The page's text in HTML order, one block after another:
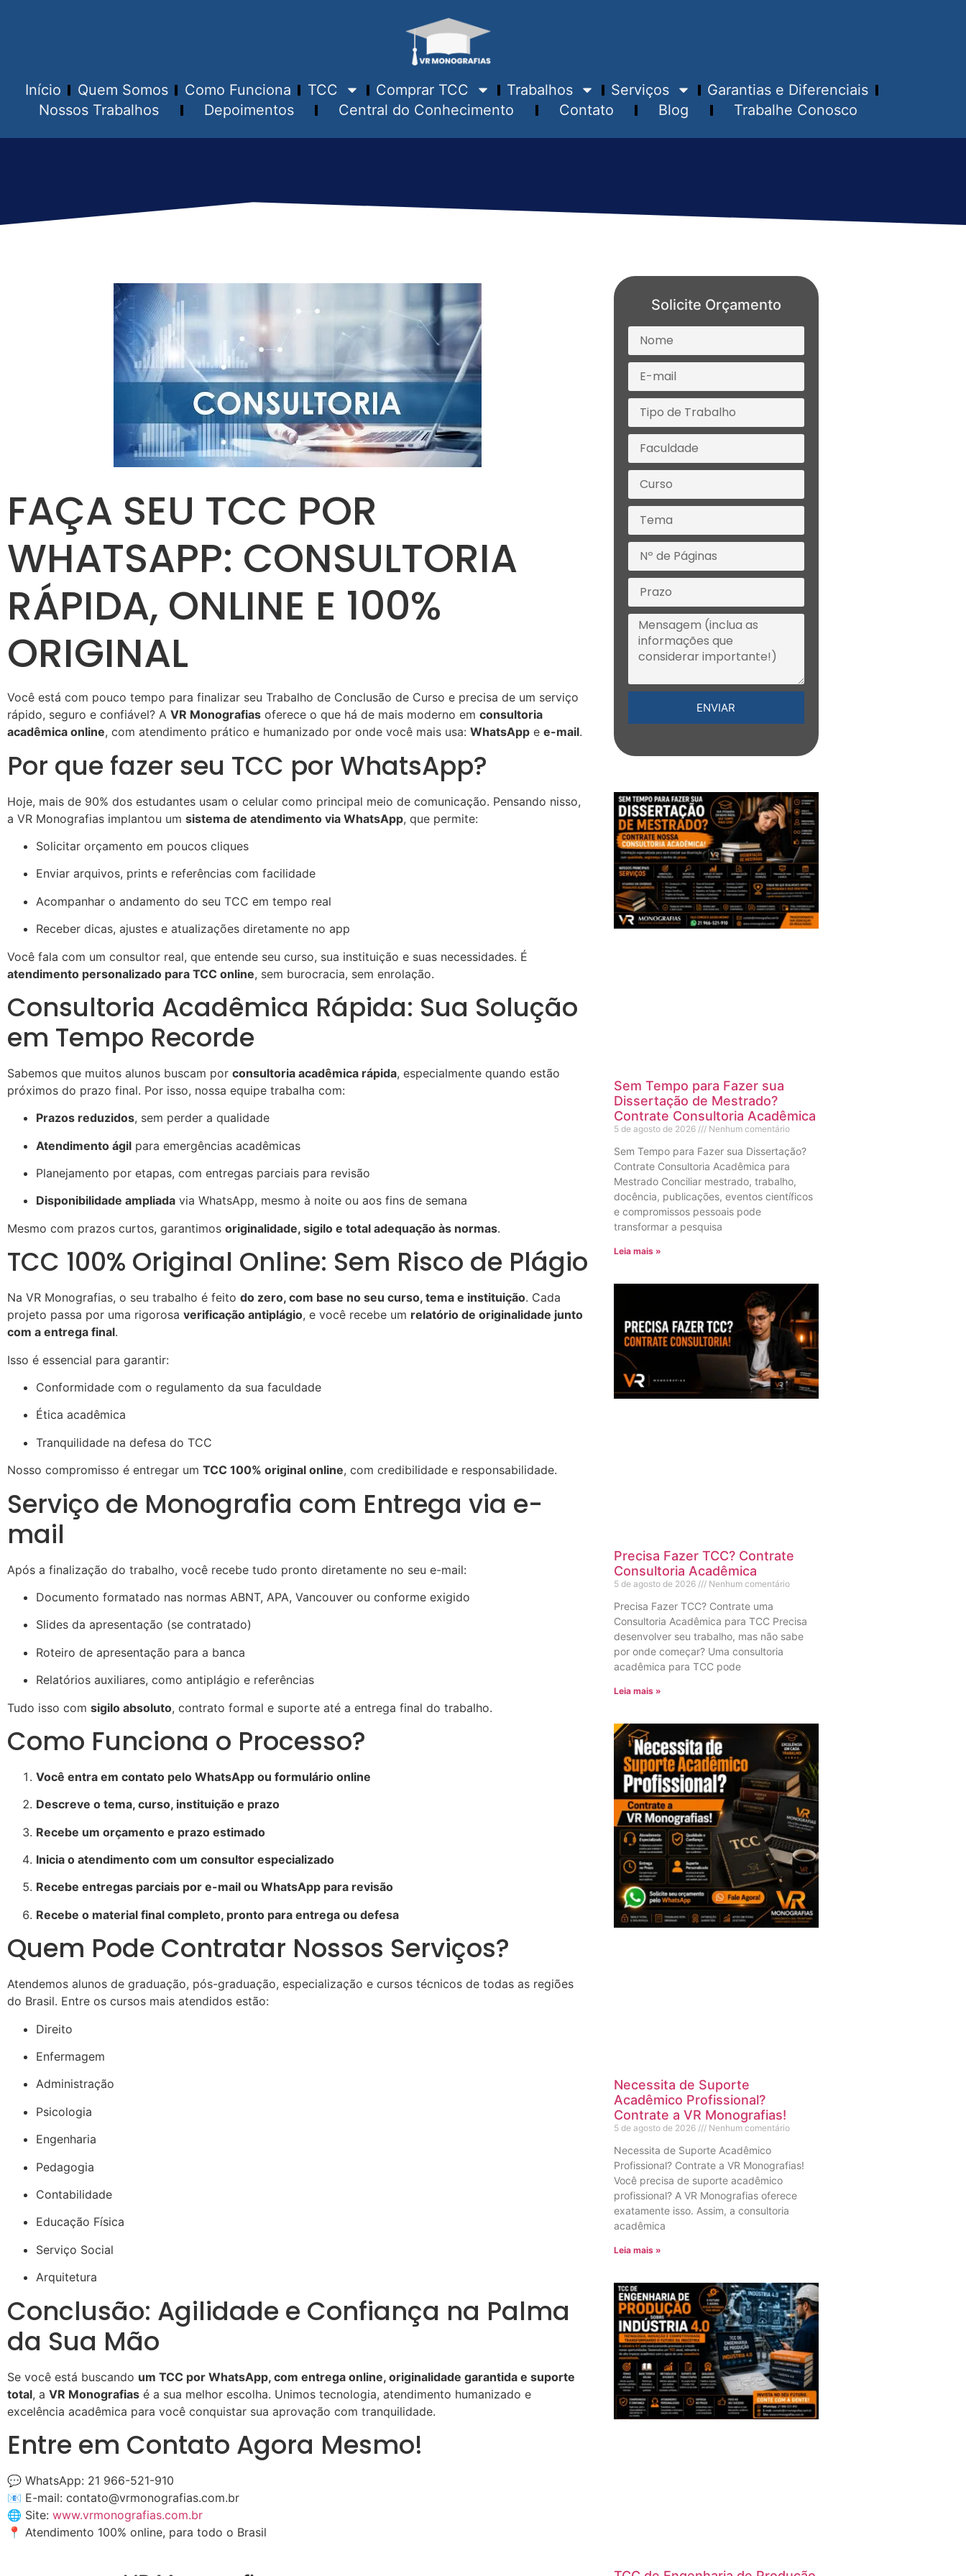
Início Quem Somos Como Funciona TCC Comprar TCC Trabalhos Serviços
Garantias e Diferenciais
Nossos Trabalhos
Depoimentos Central do Conhecimento Contato Blog Trabalhe Conosco
FAÇA SEU TCC POR
WHATSAPP: CONSULTORIA
RÁPIDA, ONLINE E 100%
ORIGINAL
Você está com pouco tempo para finalizar seu Trabalho de Conclusão de Curso e precisa de um serviço
rápido, seguro e confiável? A VR Monografias oferece o que há de mais moderno em consultoria
acadêmica online, com atendimento prático e humanizado por onde você mais usa: WhatsApp e e-mail.
Por que fazer seu TCC por WhatsApp?
Hoje, mais de 90% dos estudantes usam o celular como principal meio de comunicação. Pensando nisso,
a VR Monografias implantou um sistema de atendimento via WhatsApp, que permite:
Solicitar orçamento em poucos cliques
Enviar arquivos, prints e referências com facilidade
Acompanhar o andamento do seu TCC em tempo real
Receber dicas, ajustes e atualizações diretamente no app
Você fala com um consultor real, que entende seu curso, sua instituição e suas necessidades. É
atendimento personalizado para TCC online, sem burocracia, sem enrolação.
Consultoria Acadêmica Rápida: Sua Solução
em Tempo Recorde
Sabemos que muitos alunos buscam por consultoria acadêmica rápida, especialmente quando estão
próximos do prazo final. Por isso, nossa equipe trabalha com:
Prazos reduzidos, sem perder a qualidade
Atendimento ágil para emergências acadêmicas
Planejamento por etapas, com entregas parciais para revisão
Disponibilidade ampliada via WhatsApp, mesmo à noite ou aos fins de semana
Mesmo com prazos curtos, garantimos originalidade, sigilo e total adequação às normas.
TCC 100% Original Online: Sem Risco de Plágio
Na VR Monografias, o seu trabalho é feito do zero, com base no seu curso, tema e instituição. Cada
projeto passa por uma rigorosa verificação antiplágio, e você recebe um relatório de originalidade junto
com a entrega final.
Isso é essencial para garantir:
Conformidade com o regulamento da sua faculdade
Ética acadêmica
Tranquilidade na defesa do TCC
Nosso compromisso é entregar um TCC 100% original online, com credibilidade e responsabilidade.
Serviço de Monografia com Entrega via e-
mail
Após a finalização do trabalho, você recebe tudo pronto diretamente no seu e-mail:
Documento formatado nas normas ABNT, APA, Vancouver ou conforme exigido
Slides da apresentação (se contratado)
Roteiro de apresentação para a banca
Relatórios auxiliares, como antiplágio e referências
Tudo isso com sigilo absoluto, contrato formal e suporte até a entrega final do trabalho.
Como Funciona o Processo?
Você entra em contato pelo WhatsApp ou formulário online
Descreve o tema, curso, instituição e prazo
Recebe um orçamento e prazo estimado
Inicia o atendimento com um consultor especializado
Recebe entregas parciais por e-mail ou WhatsApp para revisão
Recebe o material final completo, pronto para entrega ou defesa
Quem Pode Contratar Nossos Serviços?
Atendemos alunos de graduação, pós-graduação, especialização e cursos técnicos de todas as regiões
do Brasil. Entre os cursos mais atendidos estão:
Direito
Enfermagem
Administração
Psicologia
Engenharia
Pedagogia
Contabilidade
Educação Física
Serviço Social
Arquitetura
Conclusão: Agilidade e Confiança na Palma
da Sua Mão
Se você está buscando um TCC por WhatsApp, com entrega online, originalidade garantida e suporte
total, a VR Monografias é a sua melhor escolha. Unimos tecnologia, atendimento humanizado e
excelência acadêmica para você conquistar sua aprovação com tranquilidade.
Entre em Contato Agora Mesmo!
💬 WhatsApp: 21 966-521-910
📧 E-mail: contato@vrmonografias.com.br
🌐 Site: www.vrmonografias.com.br
📍 Atendimento 100% online, para todo o Brasil
Solicite Orçamento
ENVIAR
Sem Tempo para Fazer sua
Dissertação de Mestrado?
Contrate Consultoria Acadêmica
5 de agosto de 2026 Nenhum comentário
Sem Tempo para Fazer sua Dissertação?
Contrate Consultoria Acadêmica para
Mestrado Conciliar mestrado, trabalho,
docência, publicações, eventos científicos
e compromissos pessoais pode
transformar a pesquisa
Leia mais »
Precisa Fazer TCC? Contrate
Consultoria Acadêmica
5 de agosto de 2026 Nenhum comentário
Precisa Fazer TCC? Contrate uma
Consultoria Acadêmica para TCC Precisa
desenvolver seu trabalho, mas não sabe
por onde começar? Uma consultoria
acadêmica para TCC pode
Leia mais »
Necessita de Suporte
Acadêmico Profissional?
Contrate a VR Monografias!
5 de agosto de 2026 Nenhum comentário
Necessita de Suporte Acadêmico
Profissional? Contrate a VR Monografias!
Você precisa de suporte acadêmico
profissional? A VR Monografias oferece
exatamente isso. Assim, a consultoria
acadêmica
Leia mais »